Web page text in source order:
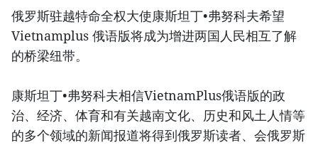
俄罗斯驻越特命全权大使康斯坦丁•弗努科夫希望
Vietnamplus 俄语版将成为增进两国人民相互了解
的桥梁纽带。
康斯坦丁•弗努科夫相信VietnamPlus俄语版的政
治、经济、体育和有关越南文化、历史和风土人情等
的多个领域的新闻报道将得到俄罗斯读者、会俄罗斯